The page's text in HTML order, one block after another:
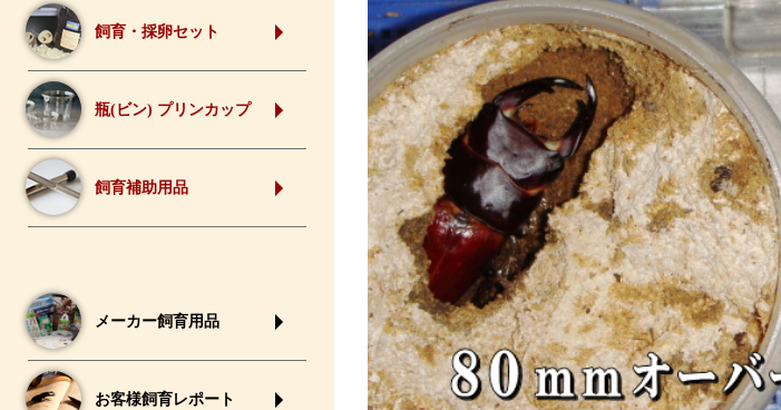
飼育・採卵セット
瓶(ビン) プリンカップ
飼育補助用品
メーカー飼育用品
お客様飼育レポート